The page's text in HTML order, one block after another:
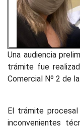
Una audiencia
trámite fue
Comercial Nº 2 de
El trámite
inconvenientes